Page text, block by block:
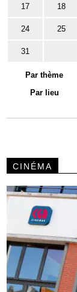
17 18
24 25
31
Par thème
Par lieu
CINÉMA